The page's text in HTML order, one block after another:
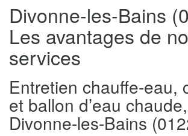
Divonne-les-Bains
Les avantages de
services
Entretien chauffe-eau,
et ballon d’eau
Divonne-les-Bains